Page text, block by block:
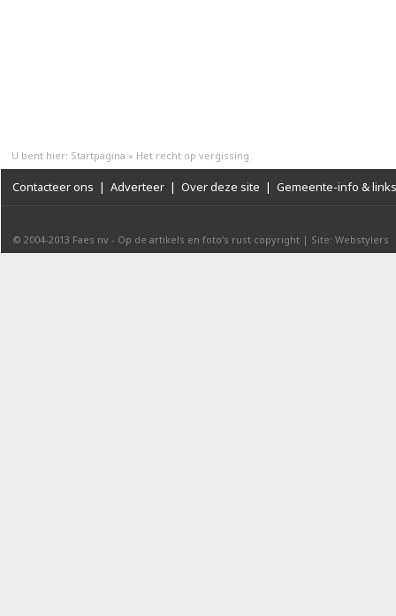
U bent hier: Startpagina » Het recht op vergissing
Contacteer ons | Adverteer | Over deze site | Gemeente-info & links
© 2004-2013 Faes nv - Op de artikels en foto’s rust copyright | Site: Webstylers